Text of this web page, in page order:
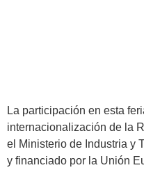
La participación en esta
internacionalización de la
el Ministerio de Industria y
y financiado por la Unión